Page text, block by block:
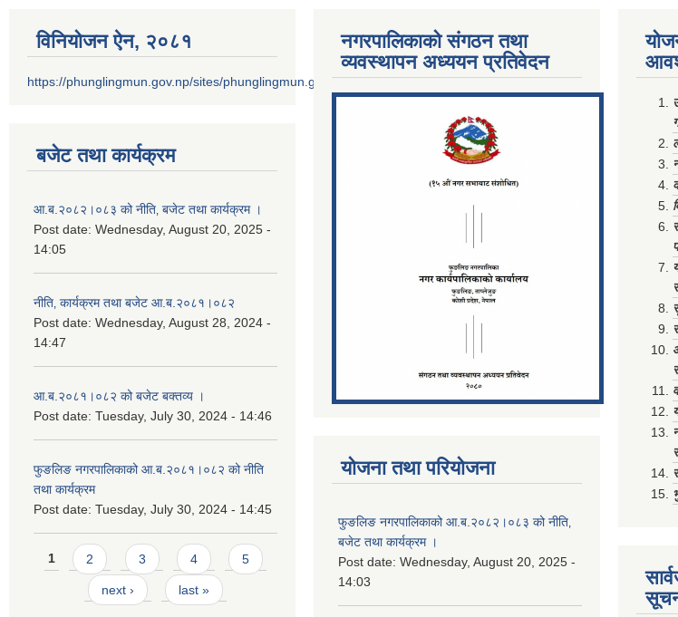
विनियोजन ऐन‚ २०८१
https://phunglingmun.gov.np/sites/phunglingmun.gov.np/files/documents/Al...
बजेट तथा कार्यक्रम
आ.ब.२०८२।०८३ को नीति‚ बजेट तथा कार्यक्रम ।
Post date: Wednesday, August 20, 2025 -
14:05
नीति‚ कार्यक्रम तथा बजेट आ.ब.२०८१।०८२
Post date: Wednesday, August 28, 2024 -
14:47
आ.ब.२०८१।०८२ को बजेट बक्तव्य ।
Post date: Tuesday, July 30, 2024 - 14:46
फुङलिङ नगरपालिकाको आ.ब.२०८१।०८२ को नीति
तथा कार्यक्रम
Post date: Tuesday, July 30, 2024 - 14:45
Pages
1 2 3 4 5
next › last »
नगरपालिकाको संगठन तथा
व्यवस्थापन अध्ययन प्रतिवेदन
योजना तथा परियोजना
फुङलिङ नगरपालिकाको आ.ब.२०८२।०८३ को नीति‚
बजेट तथा कार्यक्रम ।
Post date: Wednesday, August 20, 2025 -
14:03